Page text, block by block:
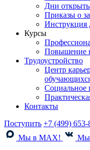
Дни
Приказы о
Инструкция
Курсы
Повышение
Трудоустройство
Центр
Социальное
Контакты
Поступить +7 (499) 653-
Мы в MAX!
Мы